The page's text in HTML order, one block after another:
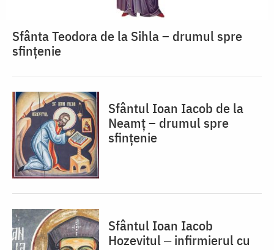
Sfânta Teodora de la Sihla – drumul spre
sfințenie
Sfântul Ioan Iacob de la
Neamț – drumul spre
sfințenie
Sfântul Ioan Iacob
Hozevitul ‒ infirmierul cu